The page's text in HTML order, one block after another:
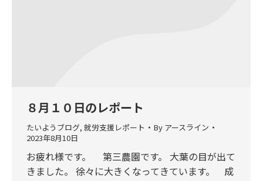
８月１０日のレポート
たいようブログ, 就労支援レポート By アースライン
2023年8月10日
お疲れ様です。 第三農園です。 大葉の目が出て
きました。 徐々に大きくなってきています。 成